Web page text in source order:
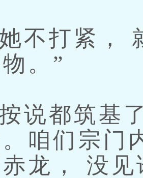
不打紧，
。”
说都筑基
咱们宗门
龙， 没